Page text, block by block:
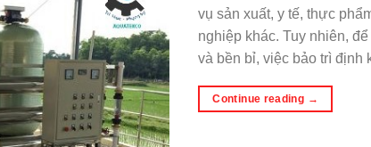
vụ sản xuất, y tế, thực
nghiệp khác. Tuy nhiên,
và bền bỉ, việc bảo trì định
Continue reading →